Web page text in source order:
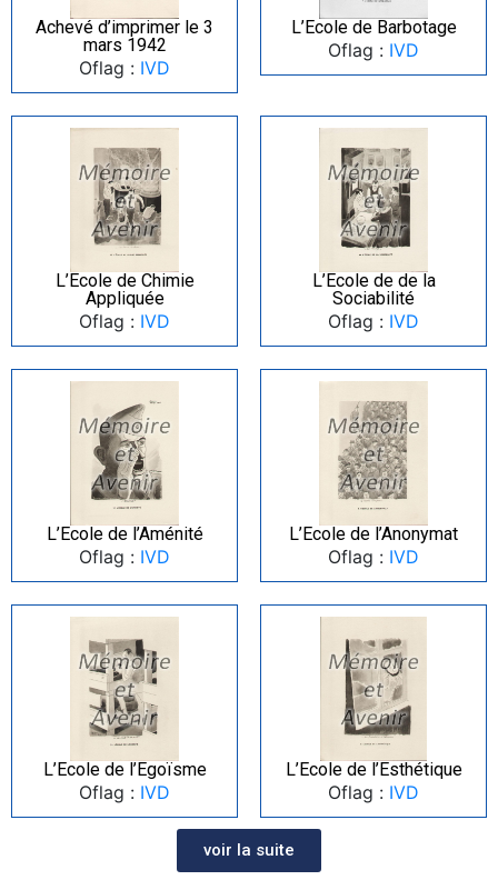
Achevé d’imprimer le 3
mars 1942
Oflag : IVD
L’Ecole de Barbotage
Oflag : IVD
L’Ecole de Chimie
Appliquée
Oflag : IVD
L’Ecole de de la
Sociabilité
Oflag : IVD
L’Ecole de l’Aménité
Oflag : IVD
L’Ecole de l’Anonymat
Oflag : IVD
L’Ecole de l’Egoïsme
Oflag : IVD
L’Ecole de l’Esthétique
Oflag : IVD
voir la suite